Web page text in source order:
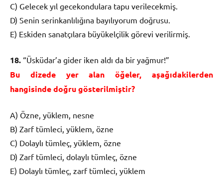
C) Gelecek yıl gecekondulara tapu verilecekmiş.
D) Senin serinkanlılığına bayılıyorum doğrusu.
E) Eskiden sanatçılara büyükelçilik görevi verilirmiş.
18. “Üsküdar’a gider iken aldı da bir yağmur!”
Bu dizede yer alan öğeler, aşağıdakilerden
hangisinde doğru gösterilmiştir?
A) Özne, yüklem, nesne
B) Zarf tümleci, yüklem, özne
C) Dolaylı tümleç, yüklem, özne
D) Zarf tümleci, dolaylı tümleç, özne
E) Dolaylı tümleç, zarf tümleci, yüklem